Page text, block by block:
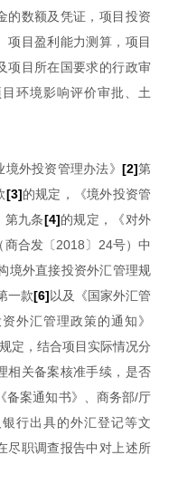
的数额及凭证，项目投资
项目盈利能力测算，项目
项目所在国要求的行政审
环境影响评价审批、土
外投资管理办法》 [2]第
[3]的规定，《境外投资管
第九条[4]的规定，《对外
合发〔2018〕24号）中
境外直接投资外汇管理规
一款[6]以及《国家外汇管
外汇管理政策的通知》
定，结合项目实际情况分
相关备案核准手续，是否
备案通知书》、商务部/厅
行出具的外汇登记等文
尽职调查报告中对上述所